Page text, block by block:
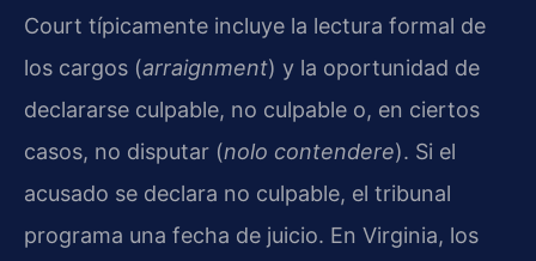
Court típicamente incluye la lectura formal de
los cargos (arraignment) y la oportunidad de
declararse culpable, no culpable o, en ciertos
casos, no disputar (nolo contendere). Si el
acusado se declara no culpable, el tribunal
programa una fecha de juicio. En Virginia, los